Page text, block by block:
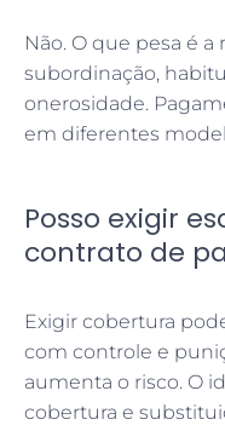
Não. O que pesa é
subordinação,
onerosidade.
em diferentes
Posso exigir
contrato de
Exigir cobertura
com controle e
aumenta o risco. O
cobertura e